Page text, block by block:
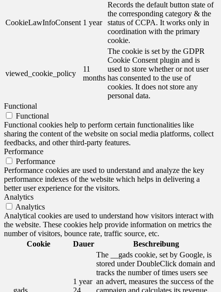
CookieLawInfoConsent 1 year
Records the default button state of
the corresponding category & the
status of CCPA. It works only in
coordination with the primary
cookie.
viewed_cookie_policy
11
months
The cookie is set by the GDPR
Cookie Consent plugin and is
used to store whether or not user
has consented to the use of
cookies. It does not store any
personal data.
Functional
Functional
Functional cookies help to perform certain functionalities like
sharing the content of the website on social media platforms, collect
feedbacks, and other third-party features.
Performance
Performance
Performance cookies are used to understand and analyze the key
performance indexes of the website which helps in delivering a
better user experience for the visitors.
Analytics
Analytics
Analytical cookies are used to understand how visitors interact with
the website. These cookies help provide information on metrics the
number of visitors, bounce rate, traffic source, etc.
Cookie
Dauer Beschreibung
1 year
The __gads cookie, set by Google, is
stored under DoubleClick domain and
tracks the number of times users see
an advert, measures the success of the